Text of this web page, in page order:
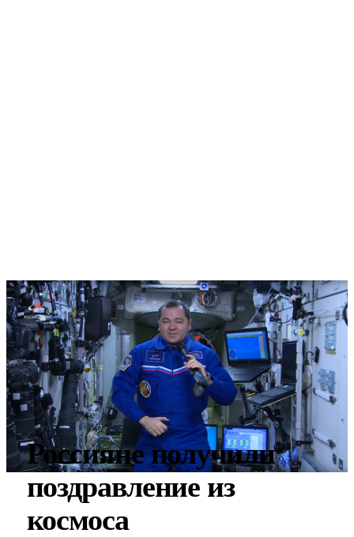
Россияне получили
поздравление из
космоса